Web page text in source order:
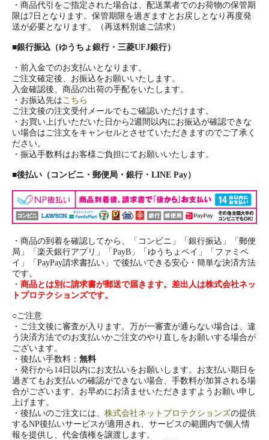
・商品代引をご指定された場合は、配送業者でのお荷物の保管期
限は7日となります。保管期限を過ぎますとお戻しとなり再度発
送が必要となります。（再送料別途ご請求）
■銀行振込（ゆうちょ銀行・三菱UFJ銀行）
・前入金でのお支払いとなります。
ご注文確定後、お振込をお願いいたします。
入金確認後、商品の出荷の手配をいたします。
・お振込先はこちら
ご注文後の注文受付メールでもご確認いただけます。
・お買い上げいただいた日から2週間以内にお振込が確認できな
い場合はご注文をキャンセルとさせていただきますのでご了承く
ださい。
・振込手数料はお客様ご負担にてお願いいたします。
■後払い（コンビニ・郵便局・銀行・LINE Pay）
・商品の到着を確認してから、「コンビニ」「銀行振込」「郵便
局」「楽天銀行アプリ」「PayB」「ゆうちょペイ」「ファミペ
イ」「PayPay請求書払い」で後払いできる安心・簡単な決済方法
です。
・ 商品とは別に請求書が郵送で届きます。差出人は株式会社ネッ
トプロテクションズです。
○ご注意
・ご注文後に審査が入ります。万が一審査が通らない場合は、違
う決済方法でのお支払いかご注文のやり直しをお願いする場合が
ございます。
・後払い手数料： 無料
・発行から14日以内にお支払いをお願いします。お支払い期日を
過ぎてもお支払いの確認ができない場合、手数料が加算される場
合がございます。お早めにお済ませいただきますようお願い申し
上げます。
・後払いのご注文には、 株式会社ネットプロテクションズの提供
するNP後払いサービスが適用され、サービスの範囲内で個人情
報を提供し、代金債権を譲渡します。